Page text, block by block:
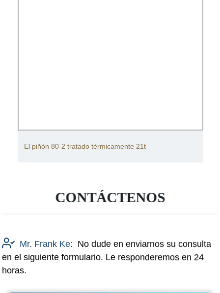
El piñón 80-2 tratado térmicamente 21t
CONTÁCTENOS
Mr. Frank Ke: No dude en enviarnos su consulta
en el siguiente formulario. Le responderemos en 24
horas.